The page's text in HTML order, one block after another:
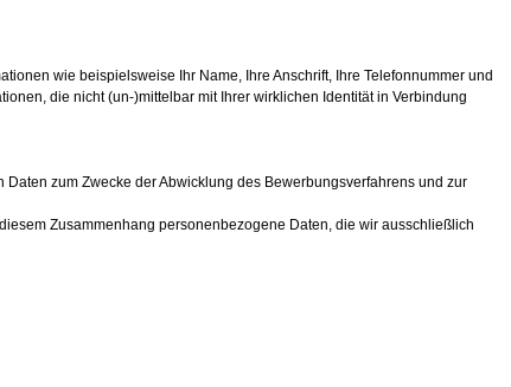
wie beispielsweise Ihr Name, Ihre Anschrift, Ihre Telefonnummer und
die nicht (un-)mittelbar mit Ihrer wirklichen Identität in Verbindung
zum Zwecke der Abwicklung des Bewerbungsverfahrens und zur
Zusammenhang personenbezogene Daten, die wir ausschließlich